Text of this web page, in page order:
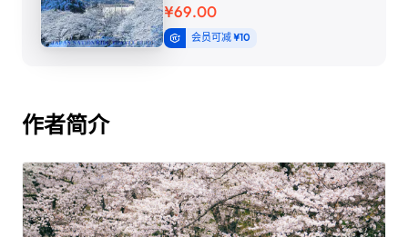
¥69.00
会员可减¥10
作者简介